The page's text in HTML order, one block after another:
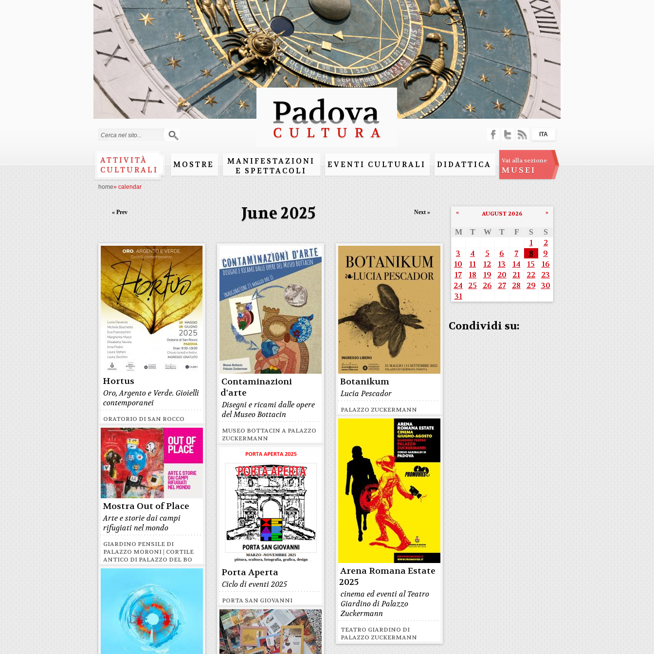
Skip to
main
content
ATTIVITÀ
CULTURALI
MOSTRE
MANIFESTAZIONI
E SPETTACOLI
EVENTI CULTURALI DIDATTICA Vai alla sezione
MUSEI
ITA
home» calendar
June 2025
« Prev Next »
Hortus
Oro, Argento e Verde. Gioielli
contemporanei
ORATORIO DI SAN ROCCO
Contaminazioni
d'arte
Disegni e ricami dalle opere
del Museo Bottacin
MUSEO BOTTACIN A PALAZZO
ZUCKERMANN
Botanikum
Lucia Pescador
PALAZZO ZUCKERMANN
Arena Romana Estate
2025
cinema ed eventi al Teatro
Giardino di Palazzo
Zuckermann
TEATRO GIARDINO DI
PALAZZO ZUCKERMANN
Mostra Out of Place
Arte e storie dai campi
rifugiati nel mondo
GIARDINO PENSILE DI
PALAZZO MORONI | CORTILE
ANTICO DI PALAZZO DEL BO
Porta Aperta
Ciclo di eventi 2025
PORTA SAN GIOVANNI
AUGUST 2026
« »
M T W T F S S
1
2
3
4 5 6 7 8
9
10
11 12 13 14 15
16
17
18 19 20 21 22
23
24
25 26 27 28 29 30
31
Condividi su: